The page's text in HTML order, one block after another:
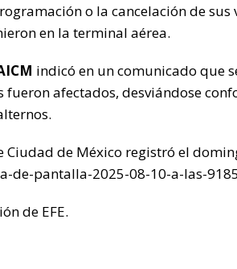
o la cancelación de sus
en la terminal aérea.
indicó en un comunicado que
fueron afectados, desviándose
de EFE.